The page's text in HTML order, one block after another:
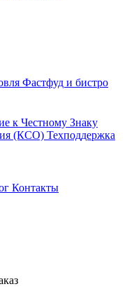
Фастфуд и бистро
к Честному Знаку
(КСО) Техподдержка
Контакты